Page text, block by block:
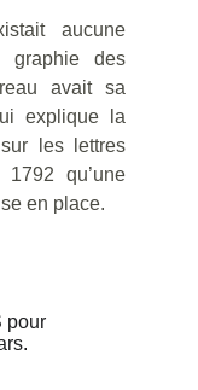
aucune
graphie des
avait sa
explique la
les lettres
1792 qu’une
en place.